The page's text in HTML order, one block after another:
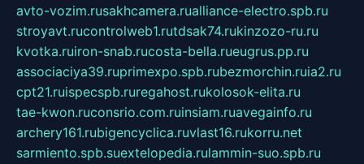
avto-vozim.rusakhcamera.rualliance-electro.spb.ru
stroyavt.rucontrolweb1.rutdsak74.rukinzozo-ru.ru
kvotka.ruiron-snab.rucosta-bella.rueugrus.pp.ru
associaciya39.ruprimexpo.spb.rubezmorchin.ruia2.ru
cpt21.ruispecspb.ruregahost.rukolosok-elita.ru
tae-kwon.ruconsrio.com.ruinsiam.ruavegainfo.ru
archery161.rubigencyclica.ruvlast16.rukorru.net
sarmiento.spb.suextelopedia.rulammin-suo.spb.ru